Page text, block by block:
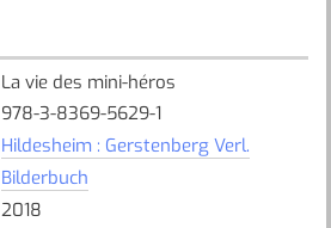
La vie des mini-héros
978-3-8369-5629-1
Hildesheim : Gerstenberg Verl.
Bilderbuch
2018